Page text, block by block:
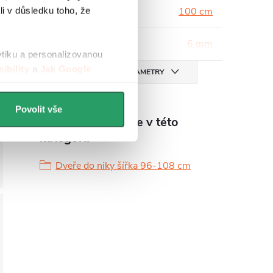
v důsledku toho, že
a personalizovanou
a Jak Google
Povolit vše
Šířka: 100 cm
6 mm
VŠECHNY PARAMETRY
Produkt naleznete v této
kategorii
Dveře do niky šířka 96-108 cm